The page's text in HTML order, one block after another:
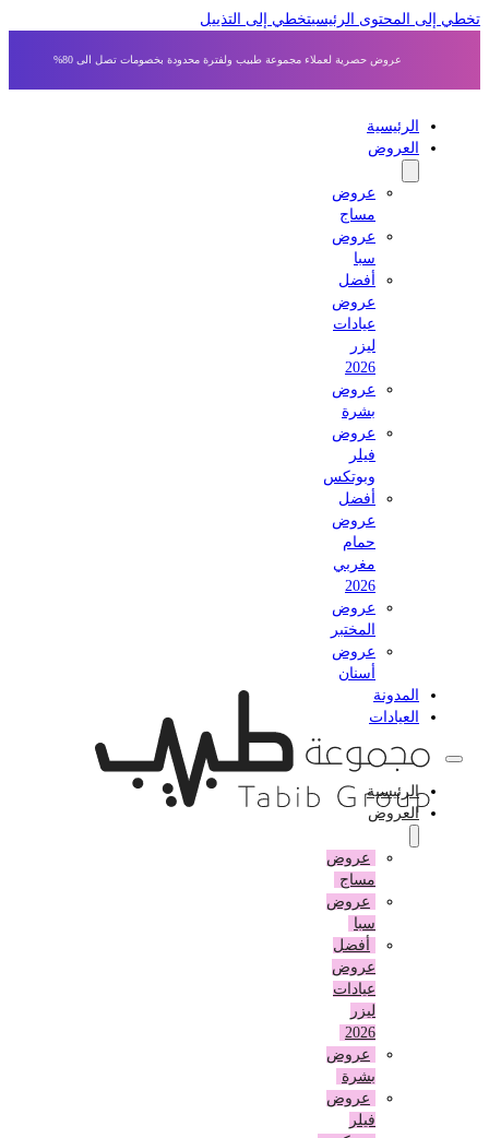
إلى المحتوى الرئيسي تخطي إلى التذييل
عروض حصرية لعملاء مجموعة طبيب ولفترة محدودة بخصومات تصل الى 80%
الرئيسية
العروض
عروض
مساج
عروض
أفضل
عروض
عيادات
عروض
بشرة
عروض
وبوتكس
أفضل
عروض
حمام
مغربي
عروض
المختبر
عروض
أسنان
المدونة
العيادات
الرئيسية
العروض
عروض
مساج
عروض
أفضل
عروض
عيادات
عروض
بشرة
عروض